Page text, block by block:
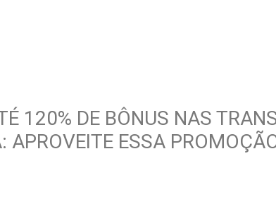
120% DE BÔNUS NAS
APROVEITE ESSA